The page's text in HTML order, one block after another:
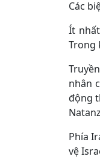
Các
Ít
Trong
nhân
động
Phía
vệ